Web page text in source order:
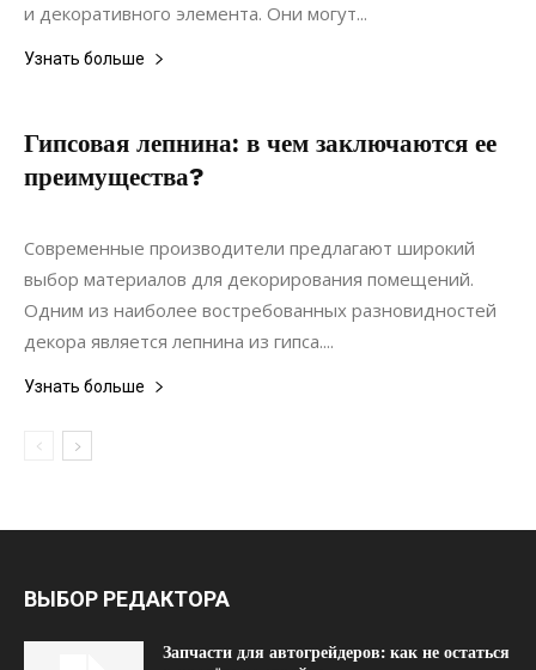
и декоративного элемента. Они могут...
Узнать больше
Гипсовая лепнина: в чем заключаются ее
преимущества?
18.06.2022
Современные производители предлагают широкий
выбор материалов для декорирования помещений.
Одним из наиболее востребованных разновидностей
декора является лепнина из гипса....
Узнать больше
ВЫБОР РЕДАКТОРА
Запчасти для автогрейдеров: как не остаться